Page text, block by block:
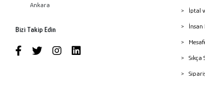
Ankara
Bizi Takip Edin
İptal
İnsan